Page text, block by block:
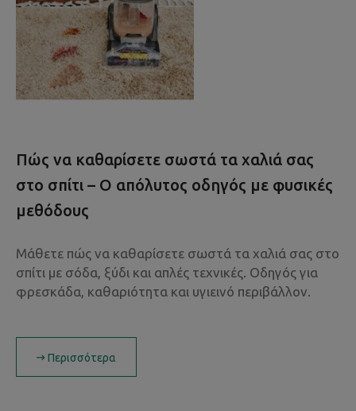
Πώς να καθαρίσετε σωστά τα χαλιά σας
στο σπίτι – Ο απόλυτος οδηγός με φυσικές
μεθόδους
Μάθετε πώς να καθαρίσετε σωστά τα χαλιά σας στο
σπίτι με σόδα, ξύδι και απλές τεχνικές. Οδηγός για
φρεσκάδα, καθαριότητα και υγιεινό περιβάλλον.
Περισσότερα